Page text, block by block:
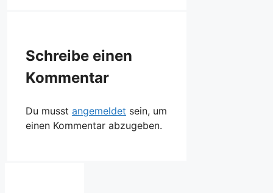
Schreibe einen
Kommentar
Du musst angemeldet sein, um
einen Kommentar abzugeben.